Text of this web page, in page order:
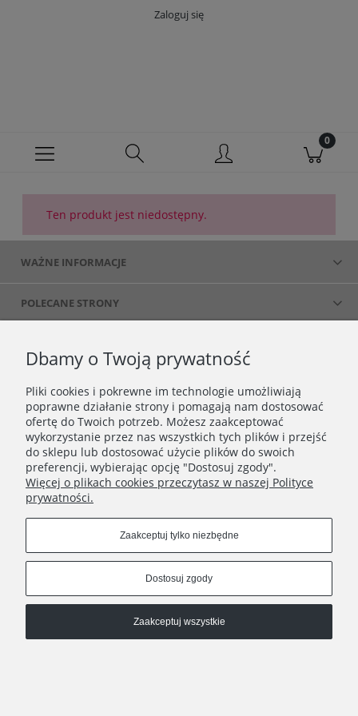
Zaloguj się
Ten produkt jest niedostępny.
WAŻNE INFORMACJE
POLECANE STRONY
Pokaż pełną wersję strony
Sklep internetowy Shoplo.pl, powered byShoper.
Dbamy o Twoją prywatność
Pliki cookies i pokrewne im technologie umożliwiają
poprawne działanie strony i pomagają nam dostosować
ofertę do Twoich potrzeb. Możesz zaakceptować
wykorzystanie przez nas wszystkich tych plików i przejść
do sklepu lub dostosować użycie plików do swoich
preferencji, wybierając opcję "Dostosuj zgody".
Więcej o plikach cookies przeczytasz w naszej Polityce
prywatności.
Zaakceptuj tylko niezbędne
Dostosuj zgody
Zaakceptuj wszystkie